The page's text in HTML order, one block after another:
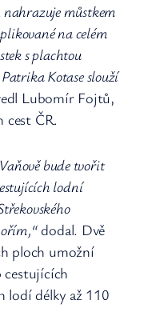
můstkem
na celém
s plachtou
Kotase slouží
Lubomír Fojtů,
cest ČR.
bude tvořit
lodní
dodal. Dvě
ploch umožní
cestujících
lodí délky až 110